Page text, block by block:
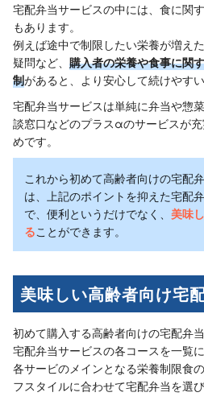
宅配弁当サービスの中には、食に関
もあります。
例えば途中で制限したい栄養が増え
疑問など、 購入者の栄養や食事に関
制があると、より安心して続けやすい
宅配弁当サービスは単純に弁当や惣
談窓口などのプラスαのサービスが
めです。
これから初めて高齢者向けの宅配
は、上記のポイントを抑えた宅配
で、便利というだけでなく、 美味
ることができます。
美味しい高齢者向け宅
初めて購入する高齢者向けの宅配弁
宅配弁当サービスの各コースを一覧に
各サービのメインとなる栄養制限食
フスタイルに合わせて宅配弁当を選び